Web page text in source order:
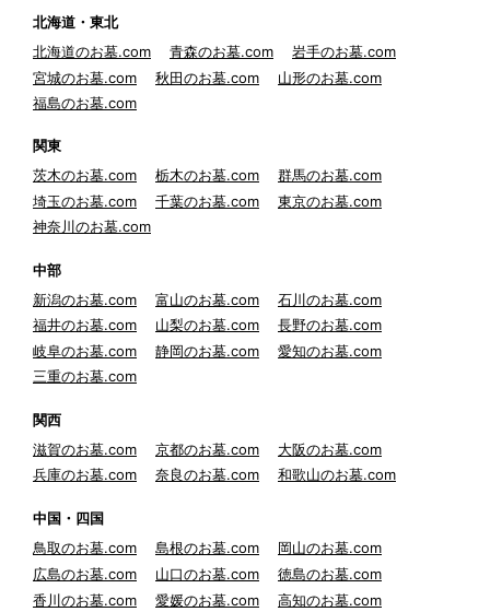
北海道・東北
北海道のお墓.com
青森のお墓.com
岩手のお墓.com
宮城のお墓.com
秋田のお墓.com
山形のお墓.com
福島のお墓.com
関東
茨木のお墓.com
栃木のお墓.com
群馬のお墓.com
埼玉のお墓.com
千葉のお墓.com
東京のお墓.com
神奈川のお墓.com
中部
新潟のお墓.com
富山のお墓.com
石川のお墓.com
福井のお墓.com
山梨のお墓.com
長野のお墓.com
岐阜のお墓.com
静岡のお墓.com
愛知のお墓.com
三重のお墓.com
関西
滋賀のお墓.com
京都のお墓.com
大阪のお墓.com
兵庫のお墓.com
奈良のお墓.com 和歌山のお墓.com
中国・四国
鳥取のお墓.com
島根のお墓.com
岡山のお墓.com
広島のお墓.com
山口のお墓.com
徳島のお墓.com
香川のお墓.com
愛媛のお墓.com 高知のお墓.com